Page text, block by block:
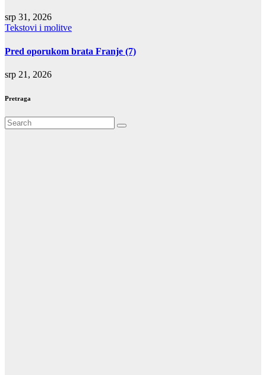
srp 31, 2026
Tekstovi i molitve
Pred oporukom brata Franje (7)
srp 21, 2026
Pretraga